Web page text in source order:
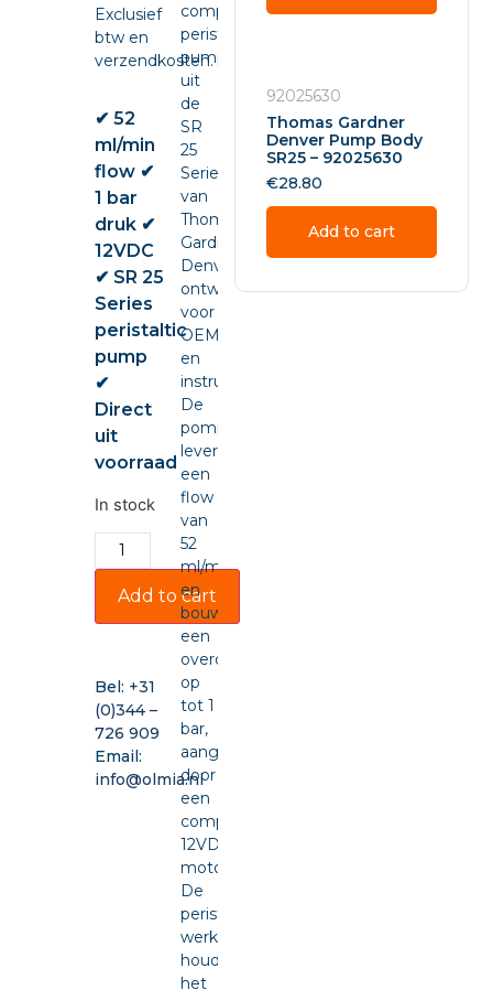
Exclusief
btw en
verzendkosten.
✔ 52
ml/min
flow ✔
1 bar
druk ✔
12VDC
✔ SR 25
Series
peristaltic
pump
✔
Direct
uit
voorraad
In stock
Add to cart
Bel: +31
(0)344 –
726 909
Email:
info@olmia.nl
compacte
peristaltic
pump
uit
de
SR
25
Series
van
Thomas
Gardner
Denver,
ontwikkeld
voor
OEM-
en
instrumentintegratie.
De
pomp
levert
een
flow
van
52
ml/min
en
bouwt
een
overdruk
op
tot 1
bar,
aangedreven
door
een
compacte
12VDC-
motor.
De
peristaltische
werking
houdt
het
92025630
Thomas Gardner
Denver Pump Body
SR25 – 92025630
€28.80
Add to cart